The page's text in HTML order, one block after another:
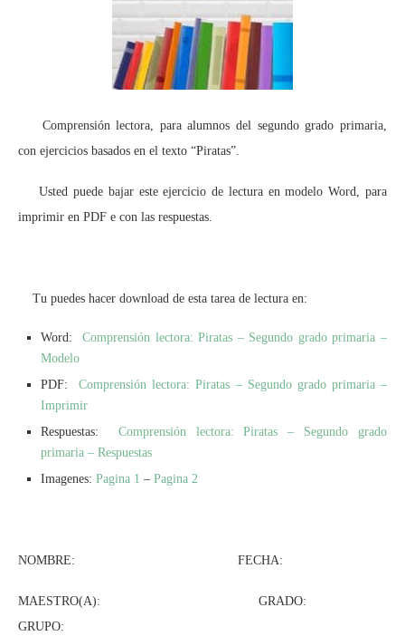
Comprensión lectora, para alumnos del segundo grado primaria,
con ejercicios basados en el texto “Piratas”.
Usted puede bajar este ejercicio de lectura en modelo Word, para
imprimir en PDF e con las respuestas.
Tu puedes hacer download de esta tarea de lectura en:
Word:Comprensión lectora: Piratas – Segundo grado primaria –
Modelo
PDF:Comprensión lectora: Piratas – Segundo grado primaria –
Imprimir
Respuestas: Comprensión lectora: Piratas – Segundo grado
primaria – Respuestas
Imagenes: Pagina 1 – Pagina 2
NOMBRE: FECHA:
MAESTRO(A): GRADO:
GRUPO: